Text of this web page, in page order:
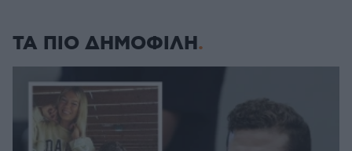
ΤΑ ΠΙΟ ΔΗΜΟΦΙΛΗ